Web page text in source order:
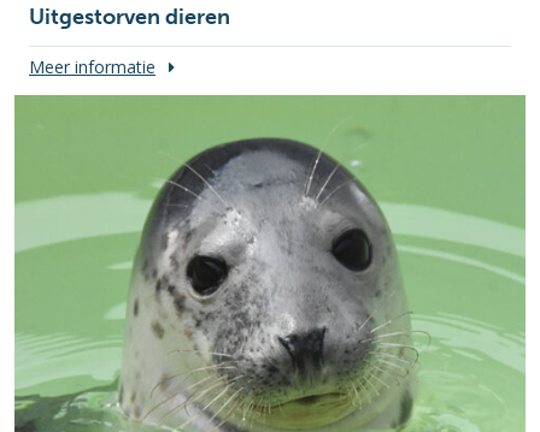
Uitgestorven dieren
Meer informatie